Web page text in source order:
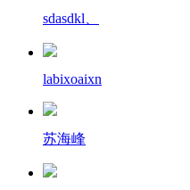
sdasdkl、
labixoaixn
苏海峰